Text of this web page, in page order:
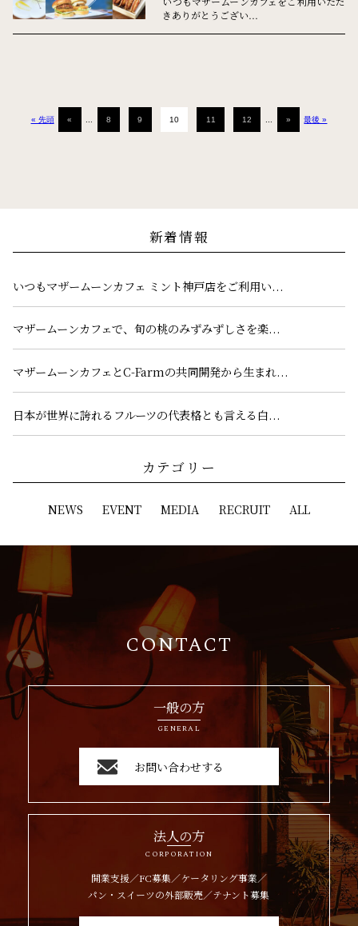
きありがとうござい...
« 先頭 « ... 8 9 10 11 12 ... » 最後 »
新着情報
いつもマザームーンカフェ ミント神戸店をご利用い...
マザームーンカフェで、旬の桃のみずみずしさを楽...
マザームーンカフェとC-Farmの共同開発から生まれ...
日本が世界に誇れるフルーツの代表格とも言える白...
カテゴリー
NEWS EVENT MEDIA RECRUIT ALL
CONTACT
一般の方
GENERAL
お問い合わせする
法人の方
CORPORATION
開業支援／FC募集／ケータリング事業／
パン・スイーツの外部販売／テナント募集